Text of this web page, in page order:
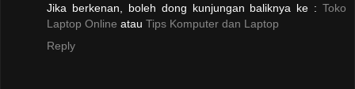
Jika berkenan, boleh dong kunjungan baliknya ke : Toko
Laptop Online atau Tips Komputer dan Laptop
Reply